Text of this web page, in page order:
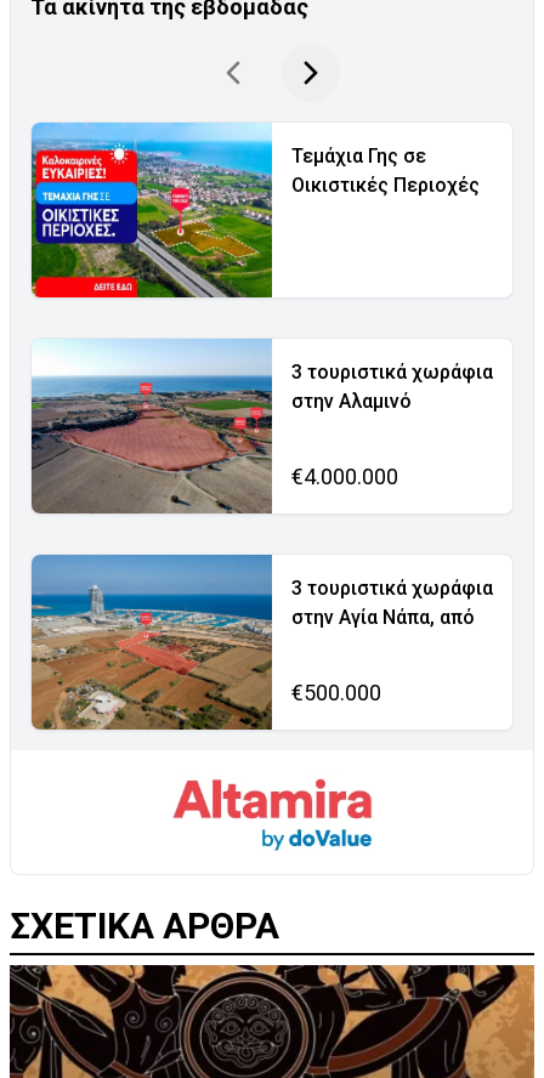
Τα ακίνητα της εβδομάδας
Τεμάχια Γης σε
Οικιστικές Περιοχές
3 τουριστικά χωράφια
στην Αλαμινό
€4.000.000
3 τουριστικά χωράφια
στην Αγία Νάπα, από
€500.000
ΣΧΕΤΙΚΑ ΑΡΘΡΑ